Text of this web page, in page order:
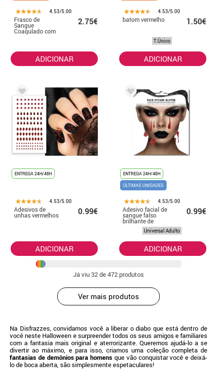
4.53/5.00
Frasco de
Sangue
Coagulado com
Esponja 15 G
2.75€
ADICIONAR
4.53/5.00
batom vermelho 1.50€
T.Único
ADICIONAR
ENTREGA 24H/48H
4.53/5.00
Adesivos de
unhas vermelhos 0.99€
ADICIONAR
ENTREGA 24H/48H
ÚLTIMAS UNIDADES
4.53/5.00
Adesivo facial de
sangue falso
brilhante de
Halloween
0.99€
Universal Adulto
ADICIONAR
Já viu32de 472 produtos
Ver mais produtos
Na Disfrazzes, convidamos você a liberar o diabo que está dentro de
você neste Halloween e surpreender todos os seus amigos e familiares
com a fantasia mais original e aterrorizante. Queremos ajudá-lo a se
divertir ao máximo, e para isso, criamos uma coleção completa de
fantasias de demônios para homens que vão conquistar você e deixá-
lo de boca aberta, são simplesmente espetaculares!